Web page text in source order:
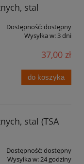
stal
Dostępność:dostępny
Wysyłka w:3 dni
37,00 zł
do koszyka
stal (TSA
Dostępność:dostępny
Wysyłka w: 24 godziny